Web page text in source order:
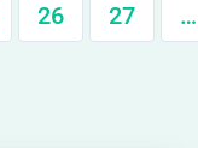
26 27 …